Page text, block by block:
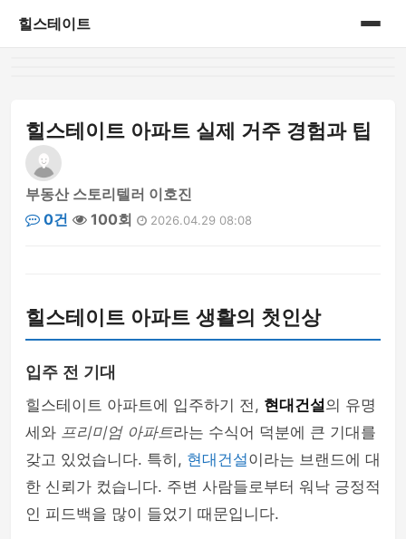
힐스테이트
힐스테이트 아파트 실제 거주 경험과 팁
부동산 스토리텔러 이호진
0건
100회 2026.04.29 08:08
힐스테이트 아파트 생활의 첫인상
입주 전 기대
힐스테이트 아파트에 입주하기 전, 현대건설의 유명
세와 프리미엄 아파트라는 수식어 덕분에 큰 기대를
갖고 있었습니다. 특히, 현대건설 이라는 브랜드에 대
한 신뢰가 컸습니다. 주변 사람들로부터 워낙 긍정적
인 피드백을 많이 들었기 때문입니다.